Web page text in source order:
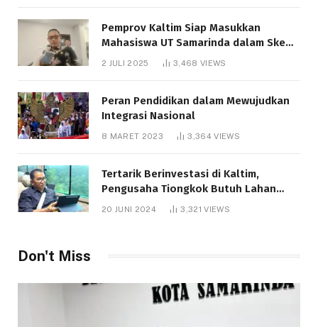
Pemprov Kaltim Siap Masukkan
Mahasiswa UT Samarinda dalam Skema
Bantuan Pendidikan Gratispol
2 JULI 2025 3,468 VIEWS
Peran Pendidikan dalam Mewujudkan
Integrasi Nasional
8 MARET 2023 3,364VIEWS
Tertarik Berinvestasi di Kaltim,
Pengusaha Tiongkok Butuh Lahan
1.000 Hektare
20 JUNI 2024 3,321VIEWS
Don't Miss